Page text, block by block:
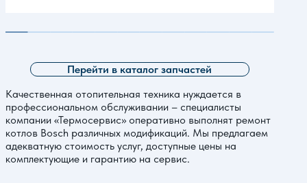
Перейти в каталог запчастей
Качественная отопительная техника нуждается в
профессиональном обслуживании – специалисты
компании «Термосервис» оперативно выполнят ремонт
котлов Bosch различных модификаций. Мы предлагаем
адекватную стоимость услуг, доступные цены на
комплектующие и гарантию на сервис.